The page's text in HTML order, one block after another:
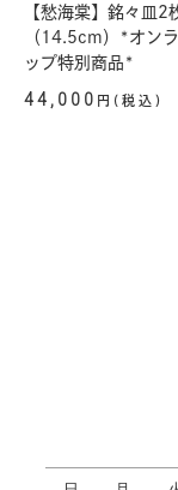
【愁海棠】銘々皿2
（14.5cm）*オン
ップ特別商品*
44,000 円(税込)